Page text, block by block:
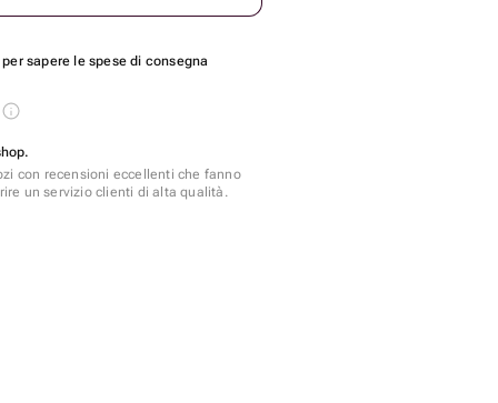
per sapere le spese di consegna
con recensioni eccellenti che fanno
un servizio clienti di alta qualità.